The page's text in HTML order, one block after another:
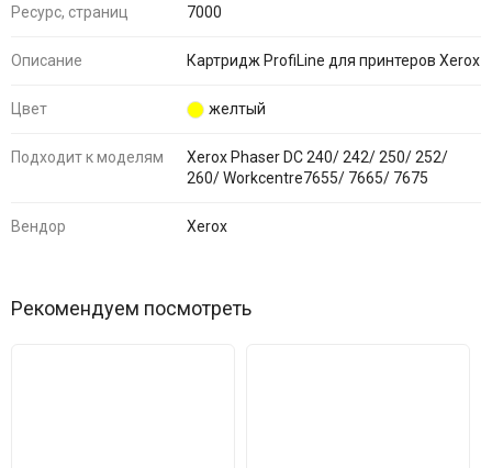
Ресурс, страниц 7000
Описание Картридж ProfiLine для принтеров Xerox
Цвет желтый
Подходит к моделям
Xerox Phaser DC 240/ 242/ 250/ 252/
260/ Workcentre7655/ 7665/ 7675
Вендор Xerox
Рекомендуем посмотреть